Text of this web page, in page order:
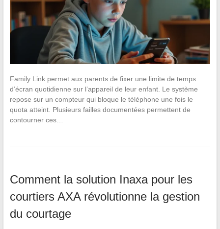
Family Link permet aux parents de fixer une limite de temps
d’écran quotidienne sur l’appareil de leur enfant. Le système
repose sur un compteur qui bloque le téléphone une fois le
quota atteint. Plusieurs failles documentées permettent de
contourner ces…
Comment la solution Inaxa pour les
courtiers AXA révolutionne la gestion
du courtage